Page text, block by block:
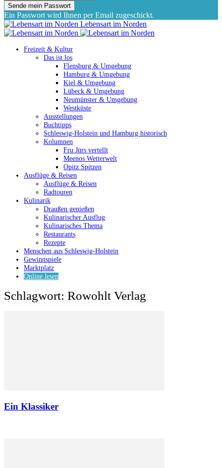
Ein Passwort wird Ihnen per Email zugeschickt.
Lebensart im Norden
Freizeit & Kultur
Das ist los
Flensburg & Umgebung
Hamburg & Umgebung
Kiel & Umgebung
Lübeck & Umgebung
Neumünster & Umgebung
Westküste
Ausstellungen
Buchtipps
Schleswig-Holstein und Hamburg historisch
Kolumnen
Fru Jürs vertellt
Meenos Wetterwelt
Opitz Spitzen
Ausflüge & Reisen
Ausflüge & Reisen
Radtouren
Kulinarik
Draußen genießen
Kulinarischer Ausflug
Kulinarisches Thema
Restaurants
Rezepte
Menschen aus Schleswig-Holstein
Gewinnspiele
Marktplatz
Online lesen
Schlagwort: Rowohlt Verlag
Ein Klassiker